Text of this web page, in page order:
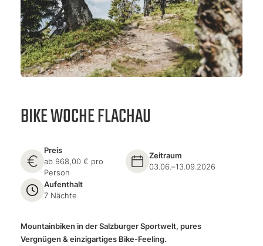
BIKE WOCHE FLACHAU
Preis
ab 968,00 € pro
Person
Zeitraum
03.06.–13.09.2026
Aufenthalt
7 Nächte
Mountainbiken in der Salzburger Sportwelt, pures
Vergnügen & einzigartiges Bike-Feeling.